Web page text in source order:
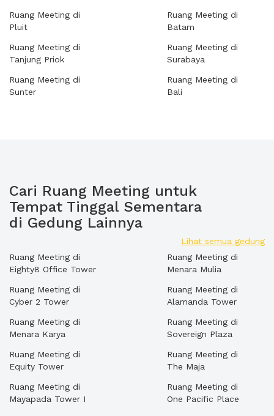
Ruang Meeting di
Pluit
Ruang Meeting di
Tanjung Priok
Ruang Meeting di
Sunter
Ruang Meeting di
Batam
Ruang Meeting di
Surabaya
Ruang Meeting di
Bali
Cari Ruang Meeting untuk
Tempat Tinggal Sementara
di Gedung Lainnya
Lihat semua gedung
Ruang Meeting di
Eighty8 Office Tower
Ruang Meeting di
Cyber 2 Tower
Ruang Meeting di
Menara Karya
Ruang Meeting di
Equity Tower
Ruang Meeting di
Mayapada Tower I
Ruang Meeting di
Menara Mulia
Ruang Meeting di
Alamanda Tower
Ruang Meeting di
Sovereign Plaza
Ruang Meeting di
The Maja
Ruang Meeting di
One Pacific Place